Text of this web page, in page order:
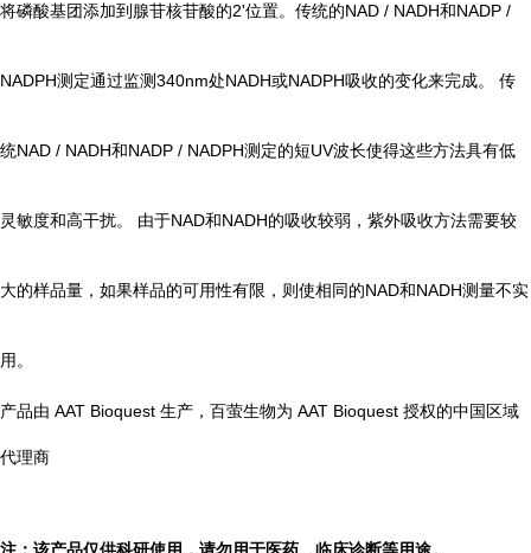
将磷酸基团添加到腺苷核苷酸的2'位置。 传统的NAD / NADH和NADP /
NADPH测定通过监测340nm处NADH或NADPH吸收的变化来完成。 传
统NAD / NADH和NADP / NADPH测定的短UV波长使得这些方法具有低
灵敏度和高干扰。 由于NAD和NADH的吸收较弱，紫外吸收方法需要较
大的样品量，如果样品的可用性有限，则使相同的NAD和NADH测量不实
用。
产品由 AAT Bioquest 生产，百萤生物为 AAT Bioquest 授权的中国区域
代理商